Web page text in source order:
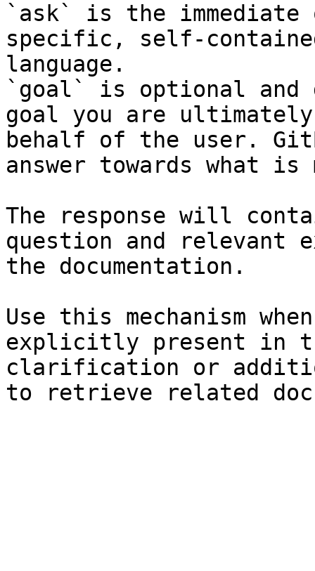
`ask` is the
specific, self-
language.
`goal` is optional and
goal you are
behalf of the user.
answer towards what
The response will
question and relevant
the documentation.
Use this mechanism
explicitly present in
clarification or